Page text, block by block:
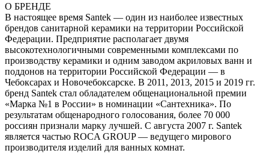
О БРЕНДЕ
В настоящее время Santek — один из наиболее известных
брендов санитарной керамики на территории Российской
Федерации. Предприятие располагает двумя
высокотехнологичными современными комплексами по
производству керамики и одним заводом акриловых ванн и
поддонов на территории Российской Федерации — в
Чебоксарах и Новочебоксарске. В 2011, 2013, 2015 и 2019 гг.
бренд Santek стал обладателем общенациональной премии
«Марка №1 в России» в номинации «Сантехника». По
результатам общенародного голосования, более 70 000
россиян признали марку лучшей. С августа 2007 г. Santek
является частью ROCA GROUP — ведущего мирового
производителя изделий для ванных комнат.